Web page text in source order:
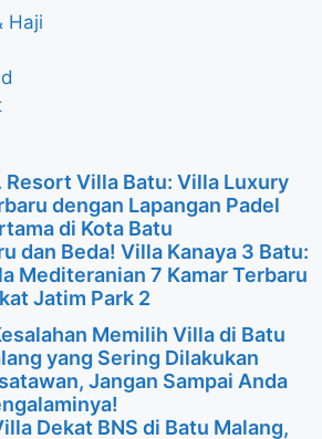
Haji
Resort Villa Batu: Villa Luxury
dengan Lapangan Padel
di Kota Batu
dan Beda! Villa Kanaya 3 Batu:
Mediteranian 7 Kamar Terbaru
Jatim Park 2
Memilih Villa di Batu
yang Sering Dilakukan
Jangan Sampai Anda
Dekat BNS di Batu Malang,